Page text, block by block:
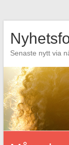
innehåll
Senaste nytt via